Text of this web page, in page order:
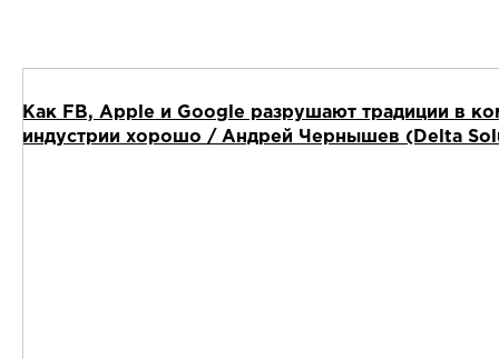
Как FB, Apple и Google разрушают традиции в
индустрии хорошо / Андрей Чернышев (Delta